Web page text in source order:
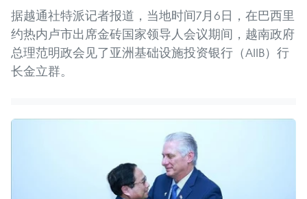
据越通社特派记者报道，当地时间7月6日，在巴西里
约热内卢市出席金砖国家领导人会议期间，越南政府
总理范明政会见了亚洲基础设施投资银行（AIIB）行
长金立群。